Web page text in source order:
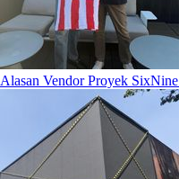
Alasan Vendor Proyek